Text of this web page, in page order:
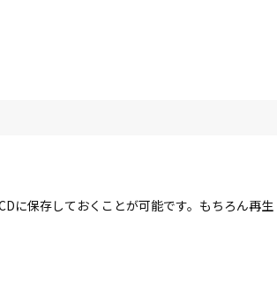
に保存しておくことが可能です。もちろん再生